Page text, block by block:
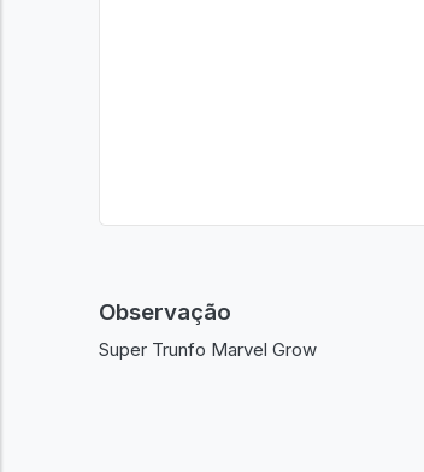
Observação
Super Trunfo Marvel Grow